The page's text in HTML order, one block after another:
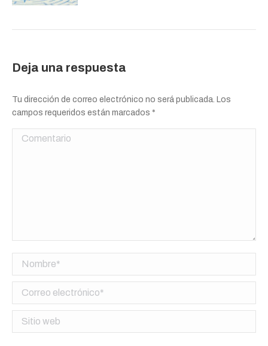
Deja una respuesta
Tu dirección de correo electrónico no será publicada. Los
campos requeridos están marcados *
Comentario
Nombre *
Correo electrónico *
Sitio web